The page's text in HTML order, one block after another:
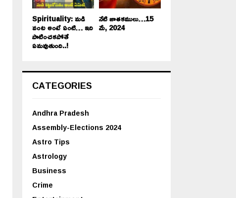
Spirituality: మడి
వంట అంటే ఏంటి… ఇది
పాటించకపోతే
ఏమవుతుంది..!
నేటి జాతకములు…15
మే, 2024
CATEGORIES
Andhra Pradesh
Assembly-Elections 2024
Astro Tips
Astrology
Business
Crime